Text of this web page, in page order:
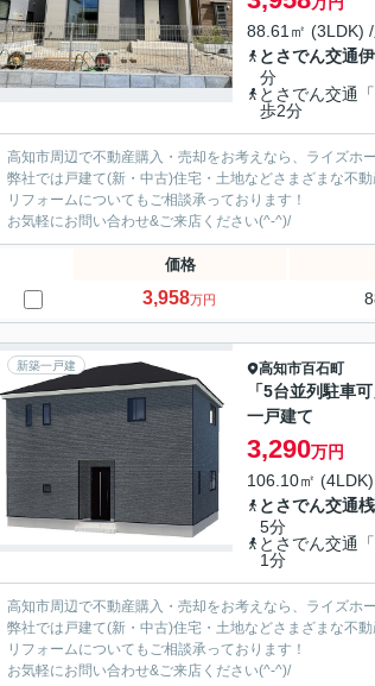
88.61㎡ (3LDK)
とさでん交通
分
とさでん交通
歩2分
高知市周辺で不動産購入・売却をお考えなら、ライズホ
弊社では戸建て(新・中古)住宅・土地などさまざまな不動
リフォームについてもご相談承っております！
お気軽にお問い合わせ&ご来店ください‍(^-^)/
価格
3,958万円
新築一戸建 高知市百石町
「5台並列駐車
一戸建て
3,290万円
106.10㎡
とさでん交通
5分
とさでん交通
1分
高知市周辺で不動産購入・売却をお考えなら、ライズホ
弊社では戸建て(新・中古)住宅・土地などさまざまな不動
リフォームについてもご相談承っております！
お気軽にお問い合わせ&ご来店ください‍(^-^)/